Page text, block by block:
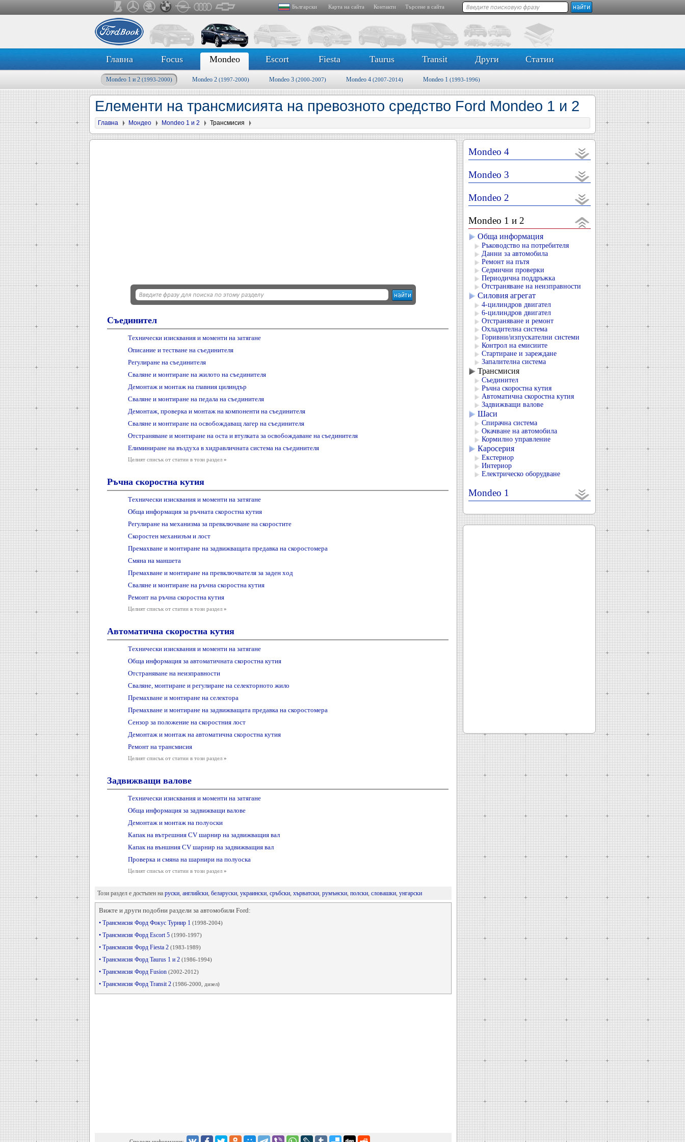
Български Карта на сайта Контакти Търсене в сайта
Главна Focus Mondeo Escort Fiesta Taurus Transit Други Статии
Mondeo 1 и 2 (1993-2000) Mondeo 2 (1997-2000) Mondeo 3 (2000-2007) Mondeo 4 (2007-2014) Mondeo 1 (1993-1996)
Елементи на трансмисията на превозното средство Ford Mondeo 1 и 2
Главна Мондео Mondeo 1 и 2 Трансмисия
Съединител
Технически изисквания и моменти на затягане
Описание и тестване на съединителя
Регулиране на съединителя
Сваляне и монтиране на жилото на съединителя
Демонтаж и монтаж на главния цилиндър
Сваляне и монтиране на педала на съединителя
Демонтаж, проверка и монтаж на компоненти на съединителя
Сваляне и монтиране на освобождаващ лагер на съединителя
Отстраняване и монтиране на оста и втулката за освобождаване на съединителя
Елиминиране на въздуха в хидравличната система на съединителя
Целият списък от статии в този раздел »
Ръчна скоростна кутия
Технически изисквания и моменти на затягане
Обща информация за ръчната скоростна кутия
Регулиране на механизма за превключване на скоростите
Скоростен механизъм и лост
Премахване и монтиране на задвижващата предавка на скоростомера
Смяна на маншета
Премахване и монтиране на превключвателя за заден ход
Сваляне и монтиране на ръчна скоростна кутия
Ремонт на ръчна скоростна кутия
Целият списък от статии в този раздел »
Автоматична скоростна кутия
Технически изисквания и моменти на затягане
Обща информация за автоматичната скоростна кутия
Отстраняване на неизправности
Сваляне, монтиране и регулиране на селекторното жило
Премахване и монтиране на селектора
Премахване и монтиране на задвижващата предавка на скоростомера
Сензор за положение на скоростния лост
Демонтаж и монтаж на автоматична скоростна кутия
Ремонт на трансмисия
Целият списък от статии в този раздел »
Задвижващи валове
Технически изисквания и моменти на затягане
Обща информация за задвижващи валове
Демонтаж и монтаж на полуоски
Капак на вътрешния CV шарнир на задвижващия вал
Капак на външния CV шарнир на задвижващия вал
Проверка и смяна на шарнири на полуоска
Целият списък от статии в този раздел »
Този раздел е достъпен на руски, английски, беларуски, украински, сръбски, хърватски, румънски, полски, словашки, унгарски
Вижте и други подобни раздели за автомобили Ford:
• Трансмисия Форд Фокус Турнир 1 (1998-2004)
• Трансмисия Форд Escort 5 (1990-1997)
• Трансмисия Форд Fiesta 2 (1983-1989)
• Трансмисия Форд Taurus 1 и 2 (1986-1994)
• Трансмисия Форд Fusion (2002-2012)
• Трансмисия Форд Transit 2 (1986-2000, дизел)
Mondeo 4
Mondeo 3
Mondeo 2
Mondeo 1 и 2
Обща информация
Ръководство на потребителя
Данни за автомобила
Ремонт на пътя
Седмични проверки
Периодична поддръжка
Отстраняване на неизправности
Силовия агрегат
4-цилиндров двигател
6-цилиндров двигател
Отстраняване и ремонт
Охладителна система
Горивни/изпускателни системи
Контрол на емисиите
Стартиране и зареждане
Запалителна система
Трансмисия
Съединител
Ръчна скоростна кутия
Автоматична скоростна кутия
Задвижващи валове
Шаси
Спирачна система
Окачване на автомобила
Кормилно управление
Каросерия
Екстериор
Интериор
Електрическо оборудване
Mondeo 1